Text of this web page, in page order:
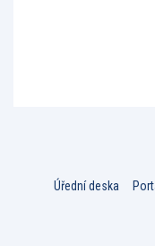
Úřední deska